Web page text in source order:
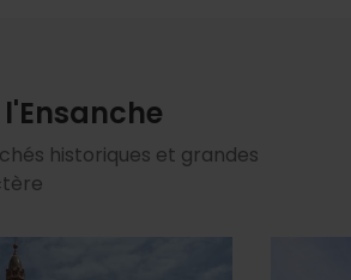
historiques et grandes